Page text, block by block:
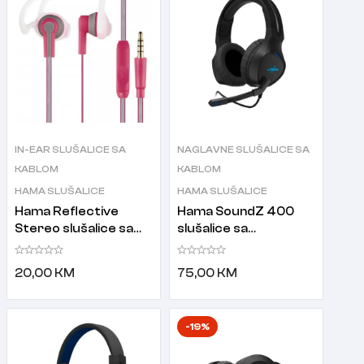
IN-EAR SLUŠALICE SA
KABLOM
HAMA SLUŠALICE
Hama Reflective
Stereo slušalice sa
mikrofonom pink
20,00 KM
NAGLAVNE SLUŠALICE SA
KABLOM
HAMA SLUŠALICE
Hama SoundZ 400
slušalice sa
mikrofonom crne
75,00 KM
-19%